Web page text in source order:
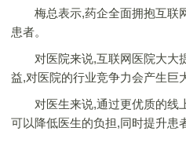
梅总表示,药企全面拥抱互联
患者。
对医院来说,互联网医院大大
益,对医院的行业竞争力会产生巨
对医生来说,通过更优质的线
可以降低医生的负担,同时提升患